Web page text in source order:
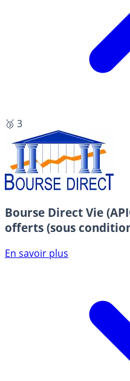
🥉 3
Bourse Direct Vie
offerts (sous
En savoir plus